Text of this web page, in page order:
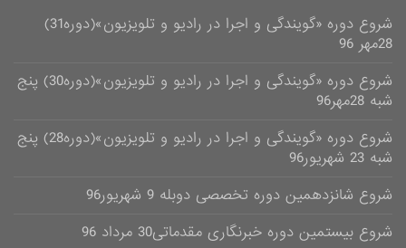
شروع دوره «گویندگی و اجرا در رادیو و تلویزیون»(دوره31)
28مهر 96
شروع دوره «گویندگی و اجرا در رادیو و تلویزیون»(دوره30) پنج
شبه 28مهر96
شروع دوره «گویندگی و اجرا در رادیو و تلویزیون»(دوره28) پنج
شبه 23 شهریور96
شروع شانزدهمین دوره تخصصی دوبله 9 شهریور96
شروع بیستمین دوره خبرنگاری مقدماتی30 مرداد 96